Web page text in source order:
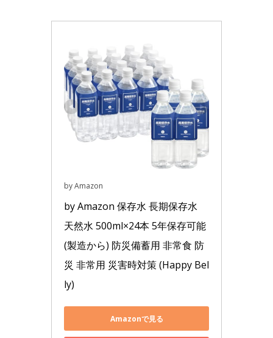
by Amazon
by Amazon 保存水 長期保存水
天然水 500ml×24本 5年保存可能
(製造から) 防災備蓄用 非常食 防
災 非常用 災害時対策 (Happy Bel
ly)
Amazonで見る